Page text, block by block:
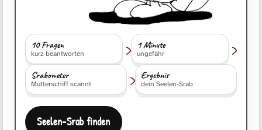
10 Fragen
kurz beantworten › 1 Minute
ungefähr ›
Srabometer
Mutterschiff scannt › Ergebnis
dein Seelen-Srab
Seelen-Srab finden